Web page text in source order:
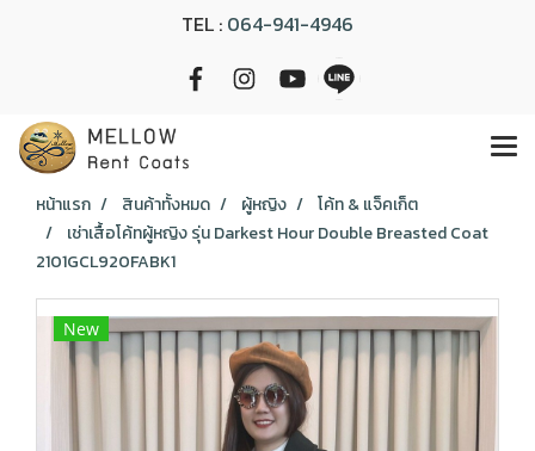
TEL : 064-941-4946
หน้าแรก สินค้าทั้งหมด ผู้หญิง
โค้ท & แจ็คเก็ต
เช่าเสื้อโค้ทผู้หญิง รุ่น Darkest Hour Double Breasted Coat
2101GCL920FABK1
New